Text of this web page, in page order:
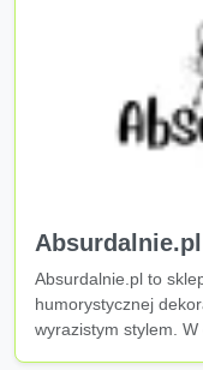
Absurdalnie.pl
Absurdalnie.pl to
humorystycznej
wyrazistym stylem. W